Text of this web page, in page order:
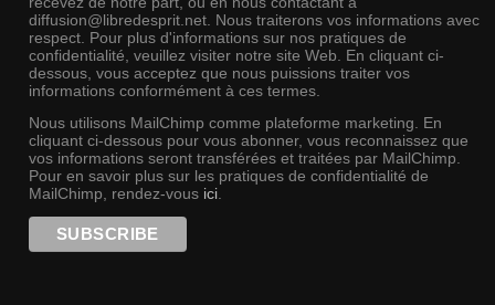
diffusion@libredesprit.net. Nous traiterons vos informations avec
respect. Pour plus d'informations sur nos pratiques de
confidentialité, veuillez visiter notre site Web. En cliquant ci-
dessous, vous acceptez que nous puissions traiter vos
informations conformément à ces termes.
Nous utilisons MailChimp comme plateforme marketing. En
cliquant ci-dessous pour vous abonner, vous reconnaissez que
vos informations seront transférées et traitées par MailChimp.
Pour en savoir plus sur les pratiques de confidentialité de
MailChimp, rendez-vous ici.